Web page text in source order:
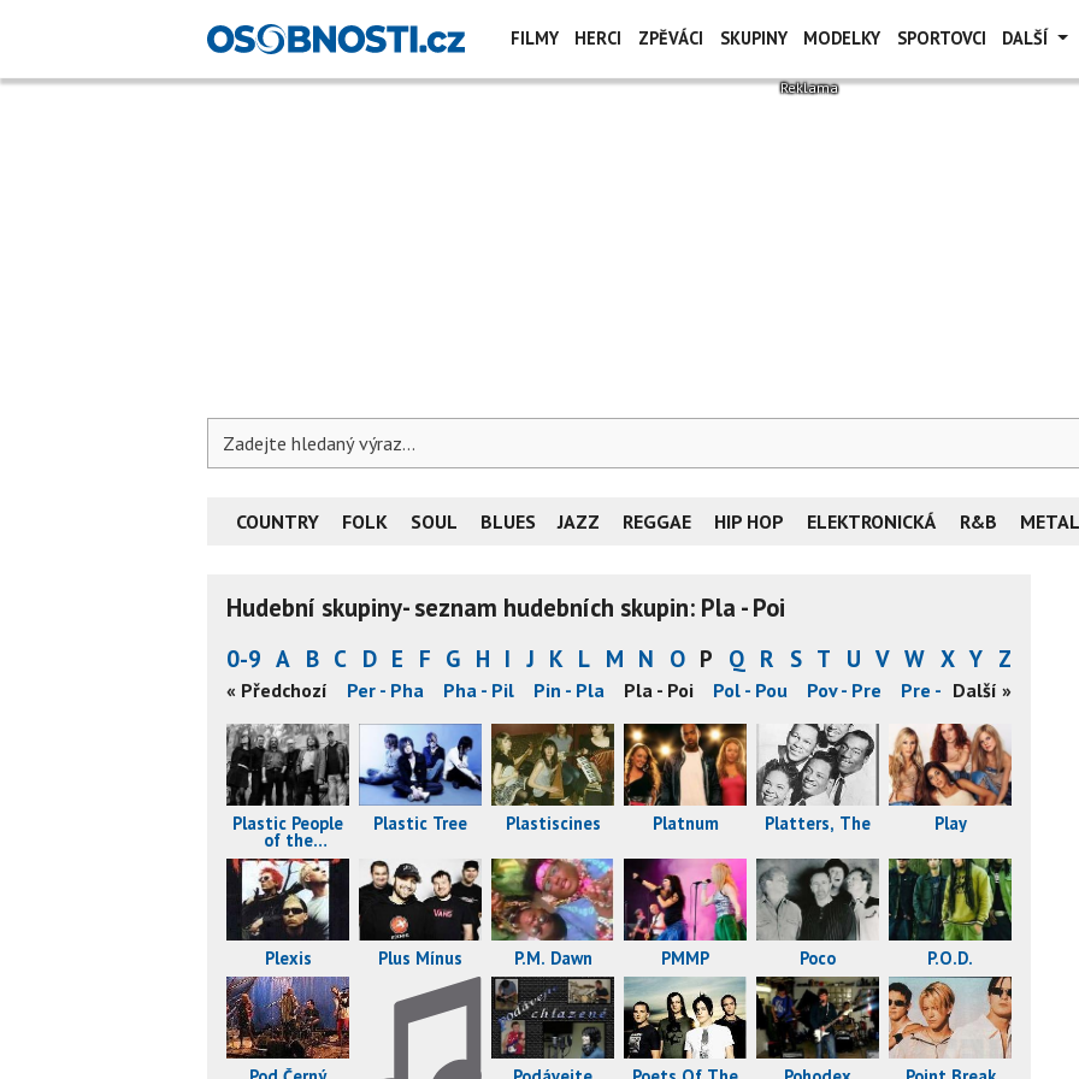
FILMY HERCI ZPĚVÁCI SKUPINY MODELKY SPORTOVCI DALŠÍ
COUNTRY FOLK SOUL BLUES JAZZ REGGAE HIP HOP ELEKTRONICKÁ R&B METAL
Hudební skupiny- seznam hudebních skupin: Pla - Poi
0-9 A B C D E F G H I J K L M N O P Q R S T U V W X Y Z
« Předchozí
Par - Pea Pea - Per Per - Pha Pha - Pil Pin - Pla Pla - Poi Pol - Pou Pov - Pre Pre - Pro Pro - Psh
Další »
Plastic People
of the
Universe
Plastic Tree Plastiscines Platnum Platters, The Play
Plexis Plus Mínus P.M. Dawn PMMP Poco P.O.D.